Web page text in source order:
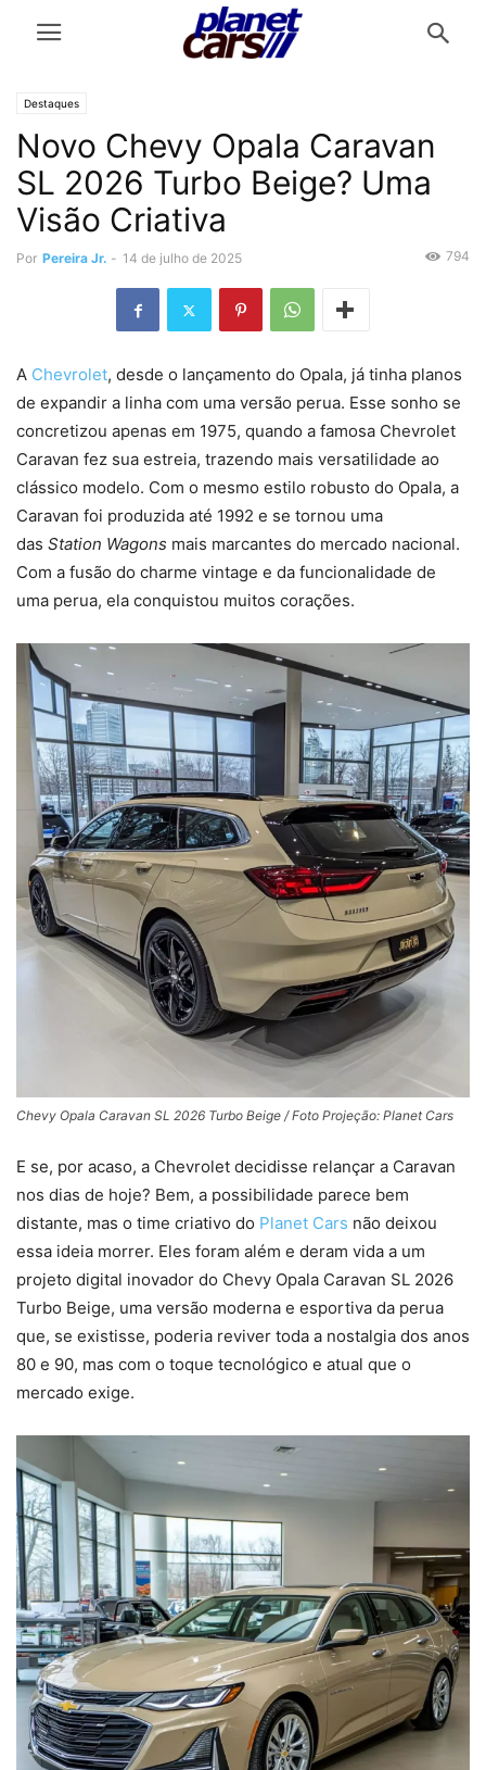
Destaques
Novo Chevy Opala Caravan
SL 2026 Turbo Beige? Uma
Visão Criativa
Por Pereira Jr. - 14 de julho de 2025 794
A Chevrolet, desde o lançamento do Opala, já tinha planos
de expandir a linha com uma versão perua. Esse sonho se
concretizou apenas em 1975, quando a famosa Chevrolet
Caravan fez sua estreia, trazendo mais versatilidade ao
clássico modelo. Com o mesmo estilo robusto do Opala, a
Caravan foi produzida até 1992 e se tornou uma
das Station Wagons mais marcantes do mercado nacional.
Com a fusão do charme vintage e da funcionalidade de
uma perua, ela conquistou muitos corações.
Chevy Opala Caravan SL 2026 Turbo Beige / Foto Projeção: Planet Cars
E se, por acaso, a Chevrolet decidisse relançar a Caravan
nos dias de hoje? Bem, a possibilidade parece bem
distante, mas o time criativo do Planet Cars não deixou
essa ideia morrer. Eles foram além e deram vida a um
projeto digital inovador do Chevy Opala Caravan SL 2026
Turbo Beige, uma versão moderna e esportiva da perua
que, se existisse, poderia reviver toda a nostalgia dos anos
80 e 90, mas com o toque tecnológico e atual que o
mercado exige.